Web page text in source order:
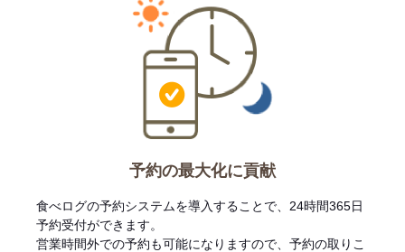
予約の最大化に貢献
食べログの予約システムを導入することで、24時間365日
予約受付ができます。
営業時間外での予約も可能になりますので、予約の取りこ